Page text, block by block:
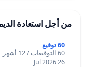
من أجل استعادة
60 توقيع
60 التوقيعات / 12 أشهر
26 Jul 2026